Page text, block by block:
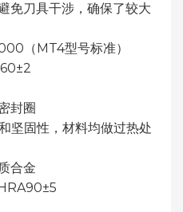
刀具干涉，确保了较大
（MT4型号标准）
封圈
固性，材料均做过热处
合金